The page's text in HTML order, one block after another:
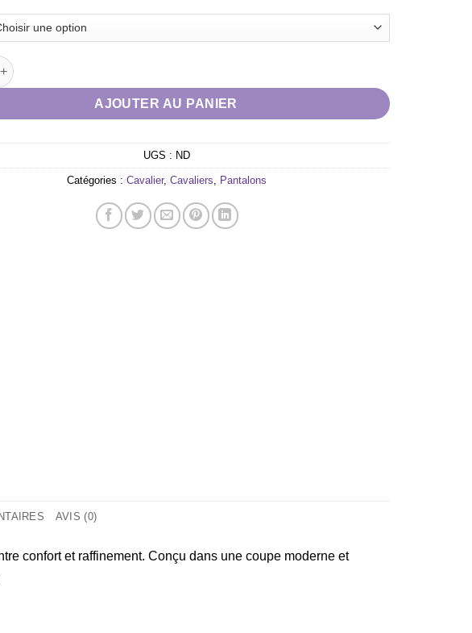
Pantalon Le Sabotier "Victorine" noir
AJOUTER AU PANIER
UGS : ND
Catégories : Cavalier, Cavaliers Pantalons
AVIS (0)
confort et raffinement. Conçu dans une coupe moderne et